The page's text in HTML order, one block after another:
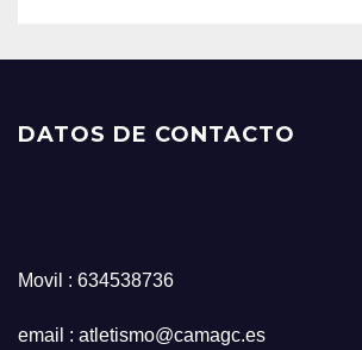
DATOS DE CONTACTO
Movil : 634538736
email : atletismo@camagc.es